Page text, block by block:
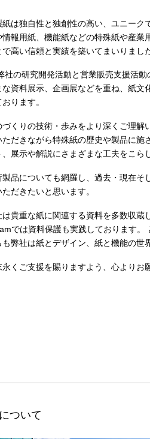
紙は独自性と独創性の高い、ユニーク
報用紙、機能紙などの特殊紙や産
高い信頼と実績を築いてまいりました
の研究開発活動と営業販売支援活動
資料展示、企画展などを重ね、紙文
ります。
くりの技術・歩みをより深くご理解
だきながら特殊紙の歴史や製品に
展示や解説にさまざまな工夫をこら
品についても網羅し、過去・現在そ
だきたいと思います。
貴重な紙に関連する資料を多数収蔵
では資料保護も実践しております。
弊社は紙とデザイン、紙と機能の世
くご支援を賜りますよう、心よりお
について